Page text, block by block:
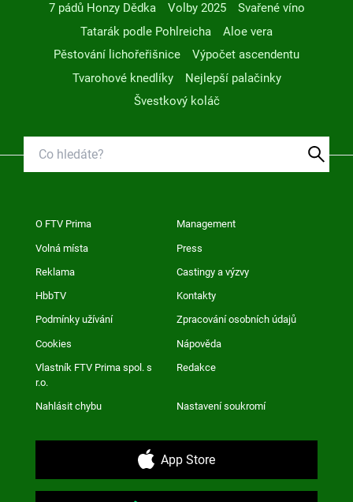
7 pádů Honzy Dědka
Volby 2025
Svařené víno
Tatarák podle Pohlreicha
Aloe vera
Pěstování lichořeřišnice
Výpočet ascendentu
Tvarohové knedlíky
Nejlepší palačinky
Švestkový koláč
O FTV Prima Management
Volná místa Press
Reklama Castingy a výzvy
HbbTV Kontakty
Podmínky užívání Zpracování osobních údajů
Cookies Nápověda
Vlastník FTV Prima spol. s
r.o.
Redakce
Nahlásit chybu Nastavení soukromí
App Store